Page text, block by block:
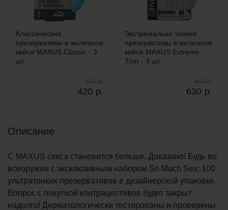
Классические
презервативы в железном
кейсе MAXUS Classic - 3
шт.
420 р.
545 р.
Экстремально тонкие
презервативы в железном
кейсе MAXUS Extreme
Thin - 3 шт.
630 р.
818 р.
Описание
С MAXUS секса становится больше. Доказано! Будь во
всеоружии с эксклюзивным набором So Much Sex: 100
ультратонких презервативов в дизайнерской упаковке.
Вопрос с покупкой контрацептивов будет закрыт
надолго! Дерматологически тестированы и проверены